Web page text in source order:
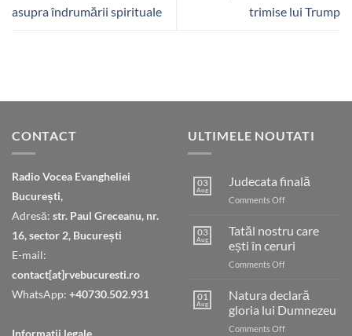
asupra îndrumării spirituale
trimise lui Trump
CONTACT
Radio Vocea Evangheliei
București,
Adresă: str. Paul Greceanu, nr.
16, sector 2, București
E-mail:
contact[at]rvebucuresti.ro
WhatsApp: +40730.502.931
ULTIMELE NOUTATI
03
Aug
Judecata finală
Comments Offon
03
Aug
Tatăl nostru care
ești în ceruri
Comments Offon
nostru
ești
în
01
Aug
Natura declară
gloria lui Dumnezeu
Comments Offon